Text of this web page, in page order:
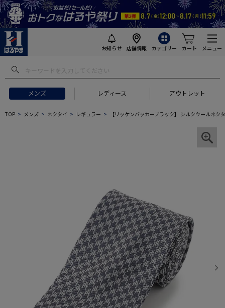
お知らせ 店舗情報 カテゴリー カート メニュー
メンズ レディース アウトレット
TOP メンズ ネクタイ レギュラー 【リッケンバッカーブラック】 シルクウールネ